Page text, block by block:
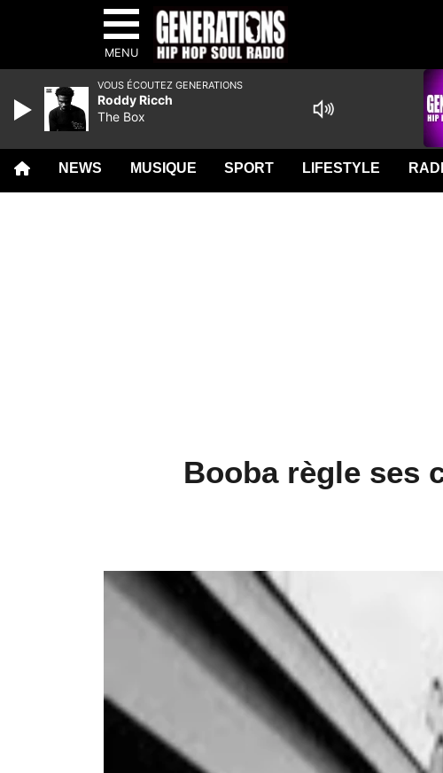
MENU
NEWS MUSIQUE SPORT LIFESTYLE
Booba règle ses
VOUS ÉCOUTEZ GENERATIONS
Roddy Ricch
The Box